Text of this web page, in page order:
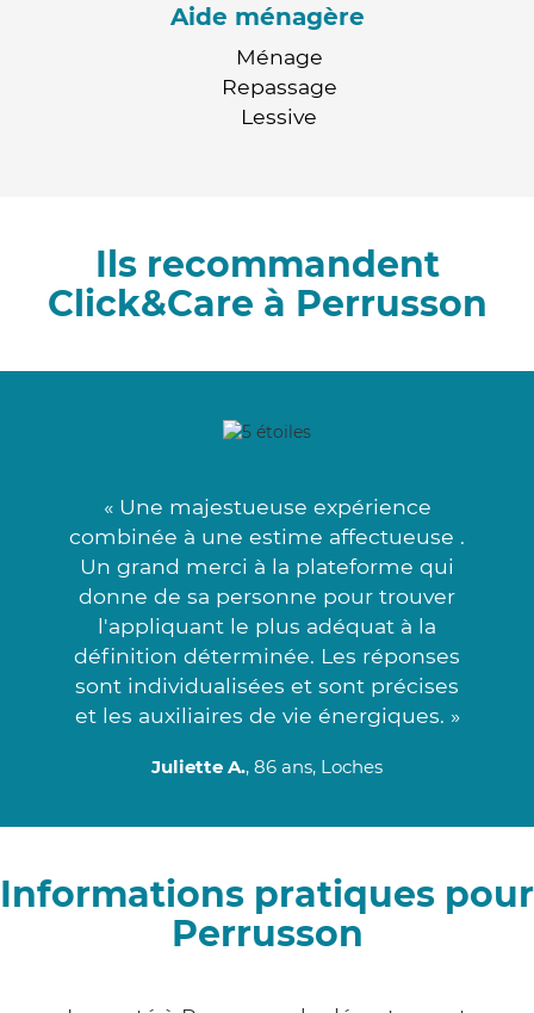
Aide ménagère
Ménage
Repassage
Lessive
Ils recommandent
Click&Care à Perrusson
« Une majestueuse expérience
combinée à une estime affectueuse .
Un grand merci à la plateforme qui
donne de sa personne pour trouver
l'appliquant le plus adéquat à la
définition déterminée. Les réponses
sont individualisées et sont précises
et les auxiliaires de vie énergiques. »
Juliette A., 86 ans, Loches
Informations pratiques pour
Perrusson